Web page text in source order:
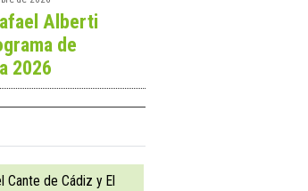
Alberti
de
2026
Cante de Cádiz y El